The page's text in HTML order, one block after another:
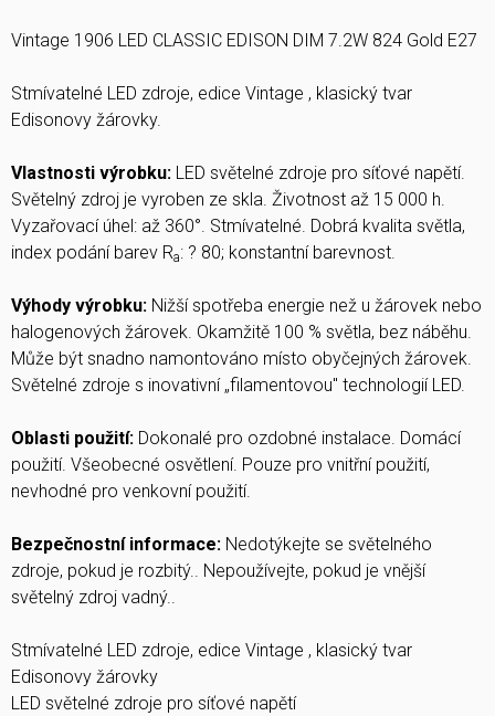
Vintage 1906 LED CLASSIC EDISON DIM 7.2W 824 Gold E27
Stmívatelné LED zdroje, edice Vintage , klasický tvar
Edisonovy žárovky.
Vlastnosti výrobku: LED světelné zdroje pro síťové napětí.
Světelný zdroj je vyroben ze skla. Životnost až 15 000 h.
Vyzařovací úhel: až 360°. Stmívatelné. Dobrá kvalita světla,
index podání barev Ra: ? 80; konstantní barevnost.
Výhody výrobku: Nižší spotřeba energie než u žárovek nebo
halogenových žárovek. Okamžitě 100 % světla, bez náběhu.
Může být snadno namontováno místo obyčejných žárovek.
Světelné zdroje s inovativní „filamentovou" technologií LED.
Oblasti použití: Dokonalé pro ozdobné instalace. Domácí
použití. Všeobecné osvětlení. Pouze pro vnitřní použití,
nevhodné pro venkovní použití.
Bezpečnostní informace: Nedotýkejte se světelného
zdroje, pokud je rozbitý.. Nepoužívejte, pokud je vnější
světelný zdroj vadný..
Stmívatelné LED zdroje, edice Vintage , klasický tvar
Edisonovy žárovky
LED světelné zdroje pro síťové napětí